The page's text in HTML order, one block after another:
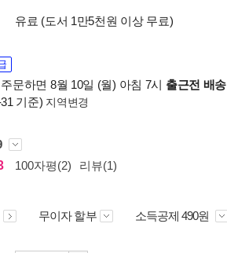
유료 (도서 1만5천원 이상 무료)
문하면 8월 10일 (월) 아침 7시 출근전 배송
기준) 지역변경
100자평(2) 리뷰(1)
무이자 할부 소득공제 490원